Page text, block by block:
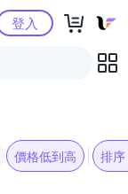
心
登入
價格低到高 排序